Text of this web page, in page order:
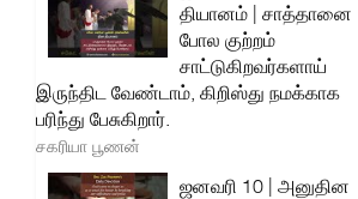
தியானம் | சாத்தானை
போல குற்றம்
சாட்டுகிறவர்களாய்
இருந்திட வேண்டாம், கிறிஸ்து நமக்காக
பரிந்து பேசுகிறார்.
சகரியா பூணன்
ஜனவரி 10 | அனுதின